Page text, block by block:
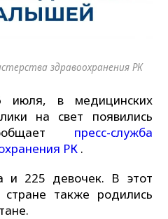
здравоохранения РК
в медицинских
на свет появились
пресс-служба
РК .
и 225 девочек. В этот
также родились